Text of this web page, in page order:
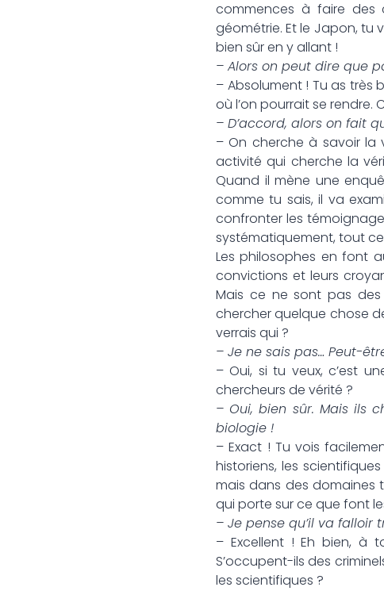
commences à faire des
géométrie. Et le Japon, tu
bien sûr en y allant !
– Alors on peut dire que
– Absolument ! Tu as très
où l’on pourrait se rendre.
– D’accord, alors on fait
– On cherche à savoir la
activité qui cherche la
Quand il mène une
comme tu sais, il va
confronter les
systématiquement, tout
Les philosophes en font
convictions et leurs
Mais ce ne sont pas
chercher quelque chose
verrais qui ?
– Je ne sais pas… Peut-
– Oui, si tu veux, c’est
chercheurs de vérité ?
– Oui, bien sûr. Mais ils
biologie !
– Exact ! Tu vois
historiens, les
mais dans des domaines
qui porte sur ce que font
– Je pense qu’il va
– Excellent ! Eh bien, à
S’occupent-ils des
les scientifiques ?